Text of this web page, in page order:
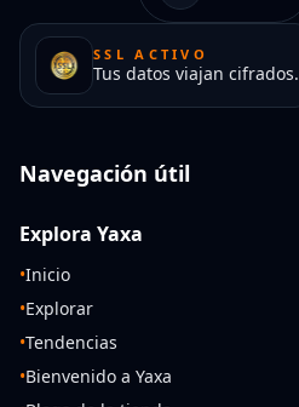
SSL ACTIVO
Tus datos viajan cifrados.
Navegación útil
Explora Yaxa
•Inicio
•Explorar
•Tendencias
•Bienvenido a Yaxa